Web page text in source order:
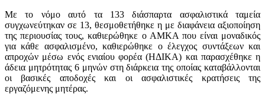
Με το νόμο αυτό τα 133 διάσπαρτα ασφαλιστικά ταμεία
συγχωνεύτηκαν σε 13, θεσμοθετήθηκε η με διαφάνεια αξιοποίηση
της περιουσίας τους, καθιερώθηκε ο ΑΜΚΑ που είναι μοναδικός
για κάθε ασφαλισμένο, καθιερώθηκε ο έλεγχος συντάξεων και
απροχών μέσω ενός ενιαίου φορέα (ΗΔΙΚΑ) και παρασχέθηκε η
άδεια μητρότητας 6 μηνών στη διάρκεια της οποίας καταβάλλονται
οι βασικές αποδοχές και οι ασφαλιστικές κρατήσεις της
εργαζόμενης μητέρας.